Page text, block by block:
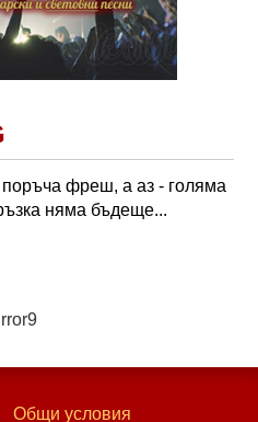
фреш, а аз - голяма
няма бъдеще...
Общи условия